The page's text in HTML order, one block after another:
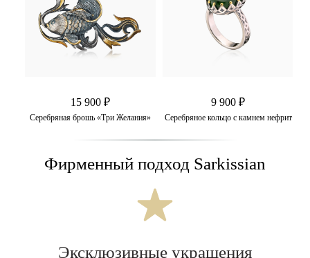
15 900 ₽
Серебряная брошь «Три Желания»
9 900 ₽
Серебряное кольцо с камнем нефрит
Фирменный подход Sarkissian
Эксклюзивные украшения